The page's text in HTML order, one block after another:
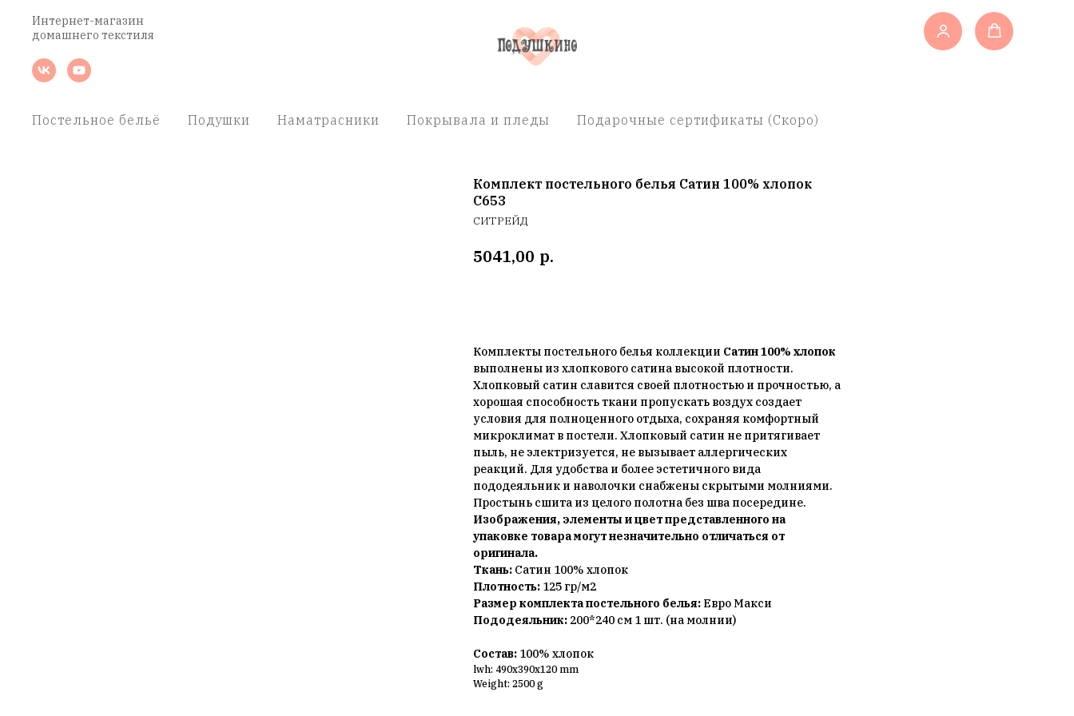
Интернет-магазин
домашнего текстиля
Постельное бельё Подушки Наматрасники Покрывала и пледы Подарочные сертификаты (Скоро)
Комплект постельного белья Сатин 100% хлопок
C653
СИТРЕЙД
5041,00 р.
Комплекты постельного белья коллекции Сатин 100% хлопок
выполнены из хлопкового сатина высокой плотности.
Хлопковый сатин славится своей плотностью и прочностью, а
хорошая способность ткани пропускать воздух создает
условия для полноценного отдыха, сохраняя комфортный
микроклимат в постели. Хлопковый сатин не притягивает
пыль, не электризуется, не вызывает аллергических
реакций. Для удобства и более эстетичного вида
пододеяльник и наволочки снабжены скрытыми молниями.
Простынь сшита из целого полотна без шва посередине.
Изображения, элементы и цвет представленного на
упаковке товара могут незначительно отличаться от
оригинала.
Ткань: Сатин 100% хлопок
Плотность: 125 гр/м2
Размер комплекта постельного белья: Евро Макси
Пододеяльник: 200*240 см 1 шт. (на молнии)
Состав: 100% хлопок
lwh: 490x390x120 mm
Weight: 2500 g